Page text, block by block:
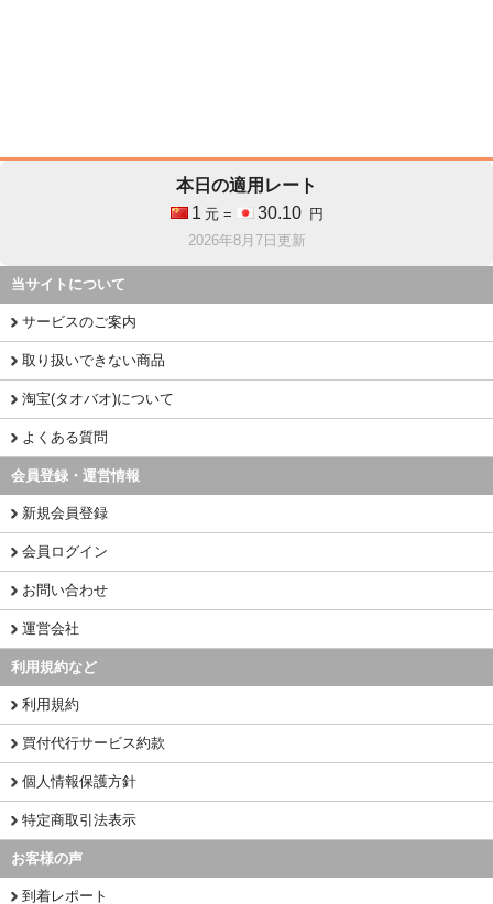
本日の適用レート
1 元 = 30.10
円
2026年8月7日更新
当サイトについて
サービスのご案内
取り扱いできない商品
淘宝(タオバオ)について
よくある質問
会員登録・運営情報
新規会員登録
会員ログイン
お問い合わせ
運営会社
利用規約など
利用規約
買付代行サービス約款
個人情報保護方針
特定商取引法表示
お客様の声
到着レポート